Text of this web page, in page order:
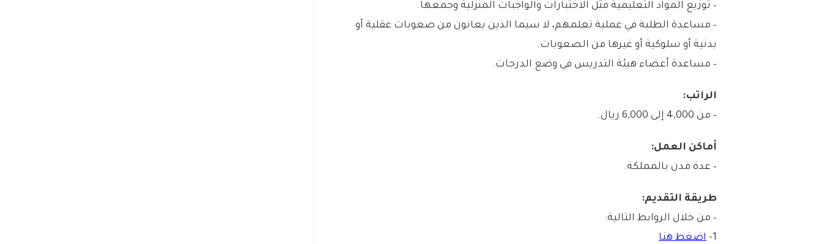
– توزيع المواد التعليمية مثل الاختبارات والواجبات المنزلية وجمعها.
– مساعدة الطلبة في عملية تعلمهم، لا سيما الذين يعانون من صعوبات عقلية أو
بدنية أو سلوكية أو غيرها من الصعوبات.
– مساعدة أعضاء هيئة التدريس في وضع الدرجات.
الراتب:
– من 4,000 إلى 6,000 ريال.
أماكن العمل:
– عدة مدن بالمملكة.
طريقة التقديم:
– من خلال الروابط التالية:
1-
اضغط هنا